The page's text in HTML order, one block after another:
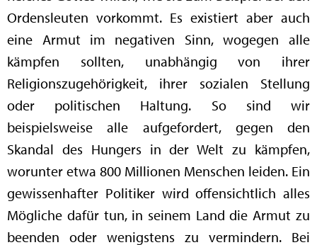
Ordensleuten vorkommt. Es existiert aber auch
eine Armut im negativen Sinn, wogegen alle
kämpfen sollten, unabhängig von ihrer
Religionszugehörigkeit, ihrer sozialen Stellung
oder politischen Haltung. So sind wir
beispielsweise alle aufgefordert, gegen den
Skandal des Hungers in der Welt zu kämpfen,
worunter etwa 800 Millionen Menschen leiden. Ein
gewissenhafter Politiker wird offensichtlich alles
Mögliche dafür tun, in seinem Land die Armut zu
beenden oder wenigstens zu vermindern. Bei